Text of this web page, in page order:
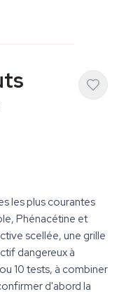
les plus courantes
Phénacétine et
scellée, une grille
dangereux à
10 tests, à combiner
d'abord la